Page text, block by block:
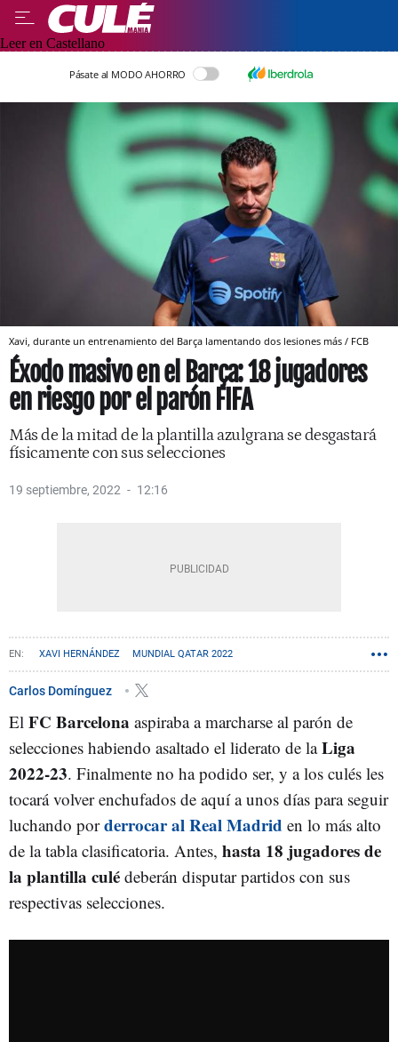
Leer en Castellano
Pásate al MODO AHORRO
Xavi, durante un entrenamiento del Barça lamentando dos lesiones más / FCB
Éxodo masivo en el Barça: 18 jugadores
en riesgo por el parón FIFA
Más de la mitad de la plantilla azulgrana se desgastará
físicamente con sus selecciones
19 septiembre, 2022 12:16
XAVI HERNÁNDEZ MUNDIAL QATAR 2022
Carlos Domínguez
El FC Barcelona aspiraba a marcharse al parón de
selecciones habiendo asaltado el liderato de laLiga
2022-23. Finalmente no ha podido ser, y a los culés les
tocará volver enchufados de aquí a unos días para seguir
luchando porderrocar al Real Madrid en lo más alto
de la tabla clasificatoria. Antes, hasta 18 jugadores de
la plantilla culé deberán disputar partidos con sus
respectivas selecciones.